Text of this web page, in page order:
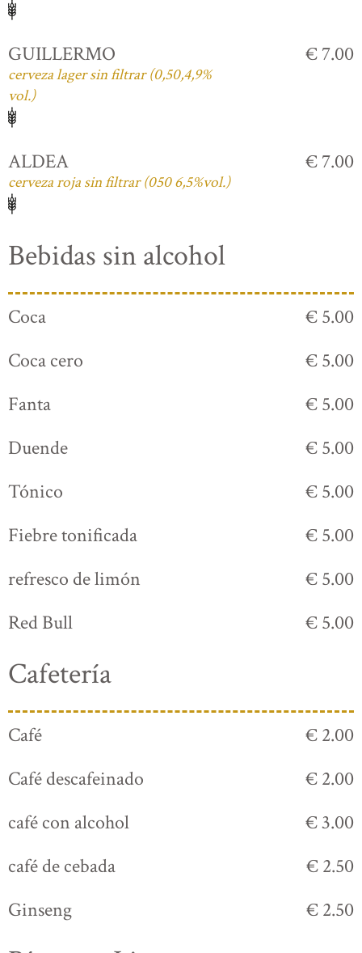
GUILLERMO
cerveza lager sin filtrar (0,50,4,9%
vol.)
€ 7.00
ALDEA
cerveza roja sin filtrar (050 6,5%vol.)
€ 7.00
Bebidas sin alcohol
Coca
€ 5.00
Coca cero
€ 5.00
Fanta
€ 5.00
Duende
€ 5.00
Tónico
€ 5.00
Fiebre tonificada
€ 5.00
refresco de limón
€ 5.00
Red Bull
€ 5.00
Cafetería
Café
€ 2.00
Café descafeinado
€ 2.00
café con alcohol
€ 3.00
café de cebada
€ 2.50
Ginseng
€ 2.50